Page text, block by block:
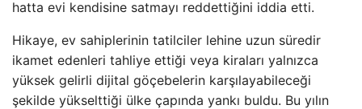
hatta evi kendisine satmayı reddettiğini iddia etti.
Hikaye, ev sahiplerinin tatilciler lehine uzun süredir
ikamet edenleri tahliye ettiği veya kiraları yalnızca
yüksek gelirli dijital göçebelerin karşılayabileceği
şekilde yükselttiği ülke çapında yankı buldu. Bu yılın